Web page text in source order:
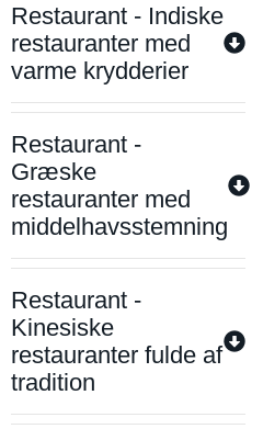
Restaurant - Indiske
restauranter med
varme krydderier
Restaurant -
Græske
restauranter med
middelhavsstemning
Restaurant -
Kinesiske
restauranter fulde af
tradition